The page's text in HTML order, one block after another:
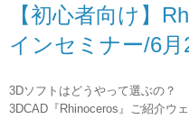
【初心者向け】
インセミナー/6月
3Dソフトはどうやって選ぶの？
3DCAD『Rhinoceros 』ご紹介ウ